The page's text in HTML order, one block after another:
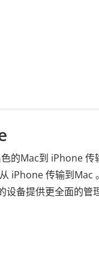
的Mac到 iPhone 传
iPhone 传输到Mac
设备提供更全面的管